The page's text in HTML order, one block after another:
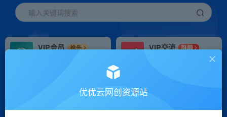
输入关键词搜索
VIP会员
抢先
VIP交流
群聊
研究探讨更多创业项目路子。
会员专属推广链接优优云网创资源站